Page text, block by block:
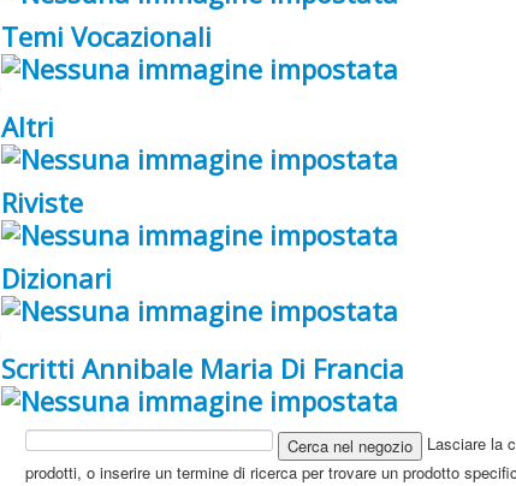
Temi Vocazionali
Altri
Riviste
Dizionari
Scritti Annibale Maria Di Francia
Lasciare la
prodotti, o inserire un termine di ricerca per trovare un prodotto